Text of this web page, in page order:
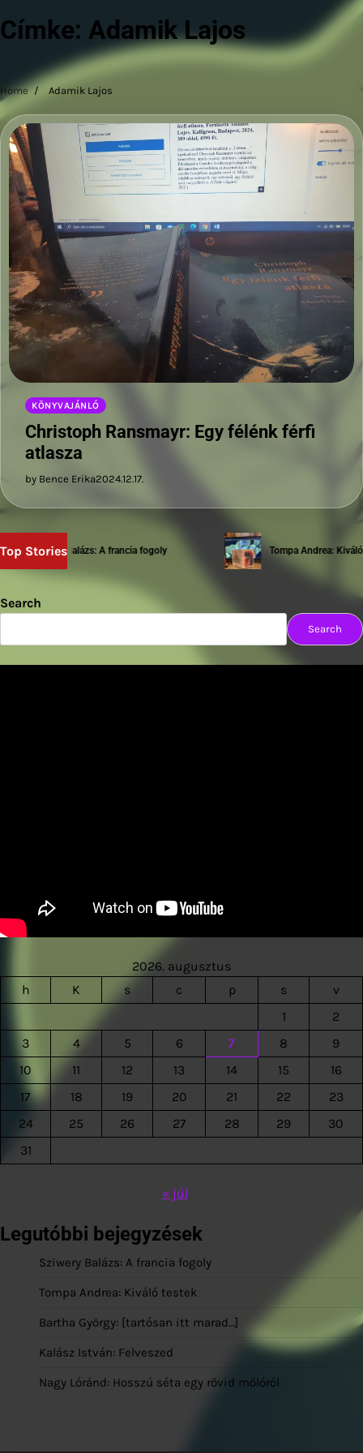
Címke: Adamik Lajos
Home Adamik Lajos
KÖNYVAJÁNLÓ
Christoph Ransmayr: Egy félénk férfi
atlasza
by Bence Erika2024.12.17.
Top Stories
Sziwery Balázs: A francia fogoly Tompa Andrea: Kiváló
Search
Search
2026. augusztus
h
K s c p s
v
1
2
3
4 5 6 7 8
9
10
11 12 13 14 15
16
17
18 19 20 21 22
23
24
25 26 27 28 29
30
31
« júl
Legutóbbi bejegyzések
Sziwery Balázs: A francia fogoly
Tompa Andrea: Kiváló testek
Bartha György: [tartósan itt marad…]
Kalász István: Felveszed
Nagy Lóránd: Hosszú séta egy rövid mólóról